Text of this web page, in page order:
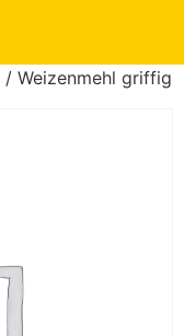
/ Weizenmehl griffig